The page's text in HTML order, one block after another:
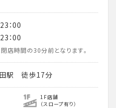
：00
：00
店時間の30分前となります。
駅 徒歩17分
1F店舗
（スロープ有り）